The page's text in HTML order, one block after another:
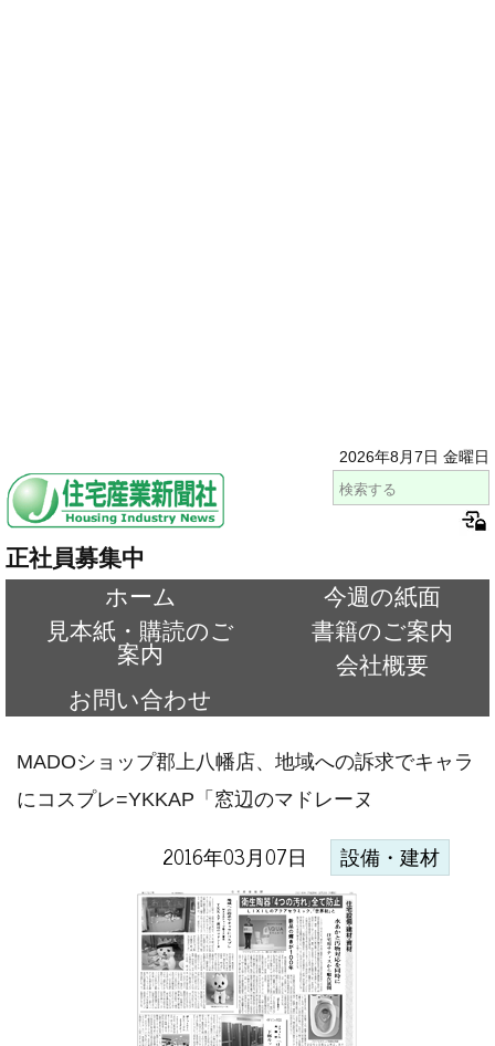
2026年8月7日 金曜日
正社員募集中
ホーム
今週の紙面
見本紙・購読のご
案内
書籍のご案内
会社概要
お問い合わせ
MADOショップ郡上八幡店、地域への訴求でキャラ
にコスプレ=YKKAP「窓辺のマドレーヌ
2016年03月07日 設備・建材